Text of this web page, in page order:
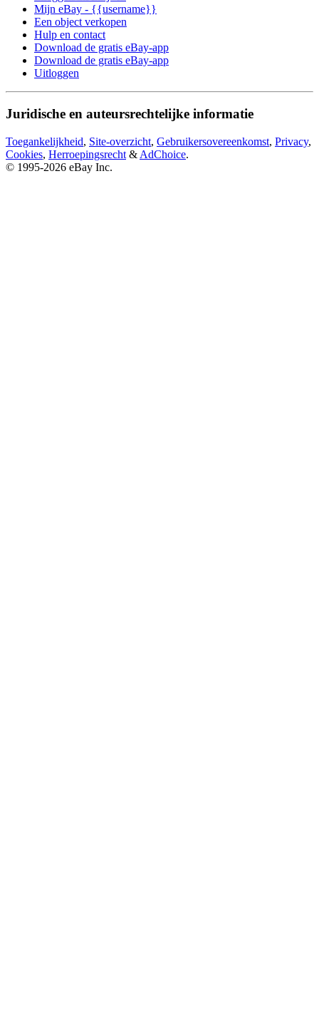
Mijn eBay - {{username}}
Een object verkopen
Hulp en contact
Download de gratis eBay-app
Download de gratis eBay-app
Uitloggen
Juridische en auteursrechtelijke informatie
Toegankelijkheid, Site-overzicht, Gebruikersovereenkomst, Privacy,
Cookies, Herroepingsrecht & AdChoice.
© 1995-2026 eBay Inc.